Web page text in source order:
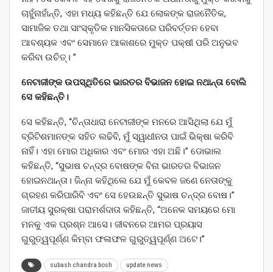
ଚାହୁଁନାହାଁନ୍ତି, ଏହା ମଧ୍ୟ କହିଛନ୍ତି ଯେ ଲୋକଙ୍କ ରାଜନୈତିକ,
ସାମାଜିକ ତଥା ସାଂସ୍କୃତିକ ମାନସିକତାରେ ପରିବର୍ତ୍ତନ ହେବା
ଆବଶ୍ୟକ ଏବଂ ସେମାନେ ଆକାଶରେ ମୁକ୍ତ ପକ୍ଷୀ ପରି ଅନୁଭବ
କରିବା ଉଚିତ୍। ”
ନେଟାଜୀଙ୍କ ଉପସ୍ଥିତିରେ ଭାରତର ବିଭାଜନ ହୋଇ ନଥାନ୍ତା ବୋଲି
ସେ କହିଛନ୍ତି।
ସେ କହିଛନ୍ତି, “ଚିନ୍ତାଧାରା ନେଟାଜୀଙ୍କ ମନରେ ଆସିଥିଲା ଯେ ମୁଁ
ବ୍ରିଟିଶମାନଙ୍କ ସହିତ ଲଢିବି, ମୁଁ ସ୍ୱାଧୀନତା ପାଇଁ ଭିକ୍ଷା କରିବି
ନାହିଁ। ଏହା ମୋର ଅଧିକାର ଏବଂ ମୋର ଏହା ଅଛି।” ଡୋଭାଲ
କହିଛନ୍ତି, “ସୁଭାଷ ଚନ୍ଦ୍ର ବୋଷଙ୍କ ବିନା ଭାରତର ବିଭାଜନ
ହୋଇନଥାନ୍ତା। ଜିନ୍ନା କହିଥିଲେ ଯେ ମୁଁ କେବଳ ଜଣେ ନେତାଙ୍କୁ
ଗ୍ରହଣ କରିପାରିବି ଏବଂ ସେ ହେଉଛନ୍ତି ସୁଭାଷ ଚନ୍ଦ୍ର ବୋଷ।”
ଜାତୀୟ ସୁରକ୍ଷା ପରାମର୍ଶଦାତା କହିଛନ୍ତି, “ଅନେକ ସମୟରେ ମୋ
ମନକୁ ଏକ ପ୍ରଶ୍ନ ଆସେ। ଜୀବନରେ ଆମର ପ୍ରୟାସ
ଗୁରୁତ୍ୱପୂର୍ଣ୍ଣ କିମ୍ବା ଫଳାଫଳ ଗୁରୁତ୍ୱପୂର୍ଣ୍ଣ ଅଟେ।”
subash chandra bosh update news